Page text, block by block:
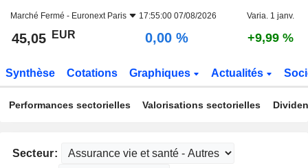
Marché Fermé - Euronext Paris 17:55:00 07/08/2026 Varia. 1 janv.
45,05 EUR 0,00 % +9,99 %
Synthèse Cotations Graphiques Actualités
Performances sectorielles Valorisations sectorielles
Secteur: